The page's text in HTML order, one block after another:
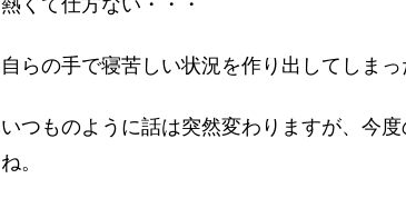
自らの手で寝苦しい状況を作り出してしまっ
いつものように話は突然変わりますが、今
ね。